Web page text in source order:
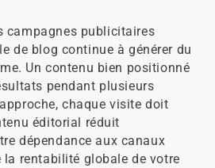
campagnes publicitaires
de blog continue à générer du
Un contenu bien positionné
pendant plusieurs
chaque visite doit
éditorial réduit
dépendance aux canaux
rentabilité globale de votre